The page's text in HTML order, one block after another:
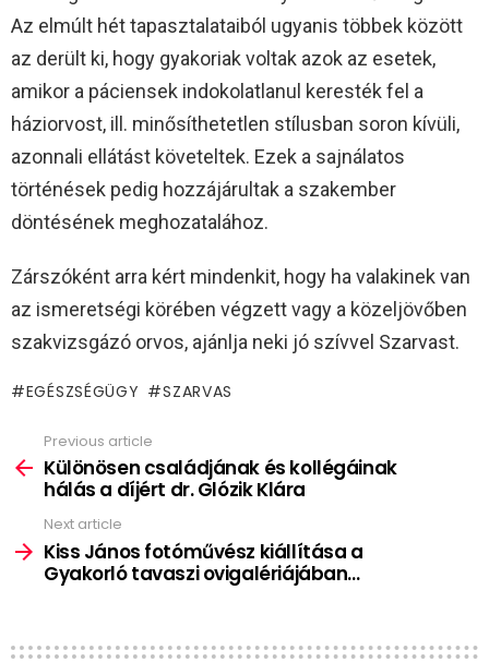
Az elmúlt hét tapasztalataiból ugyanis többek között
az derült ki, hogy gyakoriak voltak azok az esetek,
amikor a páciensek indokolatlanul keresték fel a
háziorvost, ill. minősíthetetlen stílusban soron kívüli,
azonnali ellátást követeltek. Ezek a sajnálatos
történések pedig hozzájárultak a szakember
döntésének meghozatalához.
Zárszóként arra kért mindenkit, hogy ha valakinek van
az ismeretségi körében végzett vagy a közeljövőben
szakvizsgázó orvos, ajánlja neki jó szívvel Szarvast.
EGÉSZSÉGÜGY SZARVAS
more
Previous article
Különösen családjának és kollégáinak
hálás a díjért dr. Glózik Klára
Next article
Kiss János fotóművész kiállítása a
Gyakorló tavaszi ovigalériájában…